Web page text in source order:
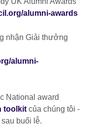
alumni-awards
nhận Giải thưởng
alumni-
National award
toolkitcủa chúng tôi -
sau buổi lễ.